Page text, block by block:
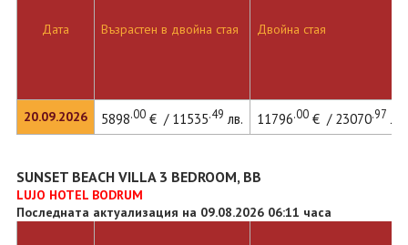
Дата
20.09.2026
Възрастен в двойна стая Двойна стая
5898.00€ / 11535.49 лв. 11796.00€ / 23070.97 лв.
SUNSET BEACH VILLA 3 BEDROOM, BB
LUJO HOTEL BODRUM
Последната актуализация на 09.08.2026 06:11 часа